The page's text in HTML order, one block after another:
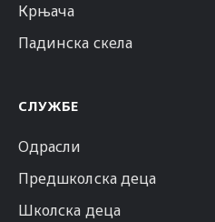
Крњача
Падинска скела
СЛУЖБЕ
Одрасли
Предшколска деца
Школска деца